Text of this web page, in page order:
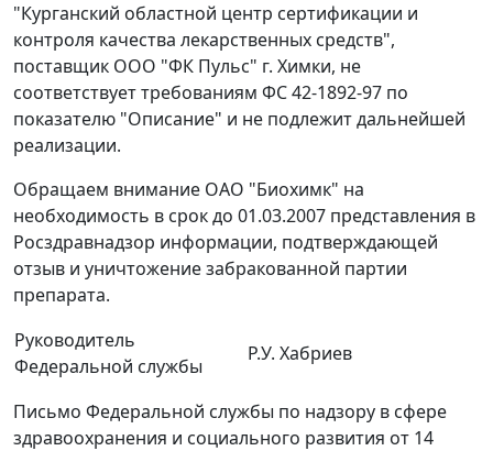
"Курганский областной центр сертификации и
контроля качества лекарственных средств",
поставщик ООО "ФК Пульс" г. Химки, не
соответствует требованиям ФС 42-1892-97 по
показателю "Описание" и не подлежит дальнейшей
реализации.
Обращаем внимание ОАО "Биохимк" на
необходимость в срок до 01.03.2007 представления в
Росздравнадзор информации, подтверждающей
отзыв и уничтожение забракованной партии
препарата.
Руководитель
Федеральной службы
Р.У. Хабриев
Письмо Федеральной службы по надзору в сфере
здравоохранения и социального развития от 14